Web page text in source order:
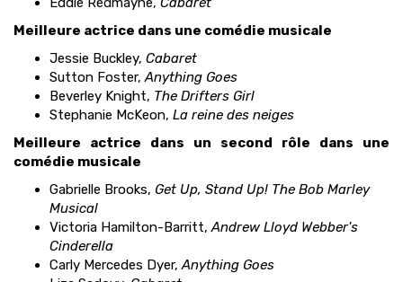
Meilleure actrice dans une comédie musicale
Jessie Buckley, Cabaret
Sutton Foster,Anything Goes
Beverley Knight, The Drifters Girl
Stephanie McKeon, La reine des neiges
Meilleure actrice dans un second rôle dans une
comédie musicale
Gabrielle Brooks, Get Up, Stand Up! The Bob Marley
Musical
Victoria Hamilton-Barritt,Andrew Lloyd Webber's
Cinderella
Carly Mercedes Dyer,Anything Goes